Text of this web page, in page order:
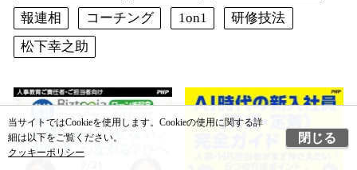
報連相
コーチング 1on1
研修技法
松下幸之助
当サイトではCookieを使用します。Cookieの使用に関する詳
細は以下をご覧ください。
クッキーポリシー
閉じる